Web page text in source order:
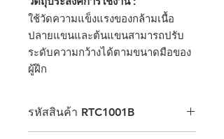
ใช้วัดความแข็งแรงของกล้ามเนื้อ
ปลายแขนและต้นแขนสามารถปรับ
ระดับความกว้างได้ตามขนาดมือของ
ผู้ฝึก
รหัสสินค้า RTC1001B